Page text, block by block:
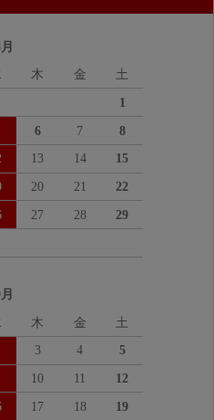
木 金 土
1
6 7 8
13 14 15
20 21 22
27 28 29
木 金 土
3 4 5
10 11 12
17 18 19